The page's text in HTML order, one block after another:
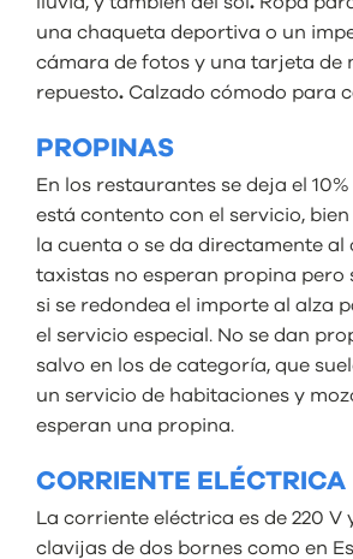
una chaqueta deportiva o un
cámara de fotos y una tarjeta de
repuesto. Calzado cómodo para
PROPINAS
En los restaurantes se deja el
está contento con el servicio,
la cuenta o se da directamente al
taxistas no esperan propina pero
si se redondea el importe al alza
el servicio especial. No se dan
salvo en los de categoría, que
un servicio de habitaciones y
esperan una propina.
CORRIENTE ELÉCTRICA
La corriente eléctrica es de 220 V
clavijas de dos bornes como en